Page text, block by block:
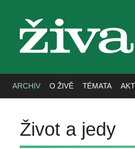
živa
ARCHIV O ŽIVĚ TÉMATA
Život a jedy